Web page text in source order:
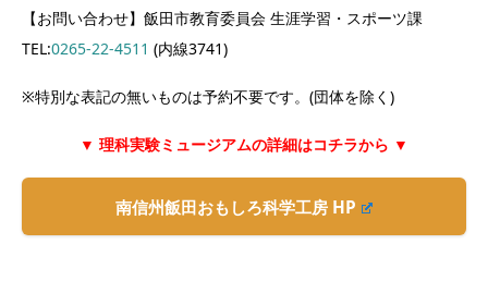
【お問い合わせ】飯田市教育委員会 生涯学習・スポーツ課
TEL:0265-22-4511 (内線3741)
※特別な表記の無いものは予約不要です。(団体を除く)
▼ 理科実験ミュージアムの詳細はコチラから ▼
南信州飯田おもしろ科学工房 HP